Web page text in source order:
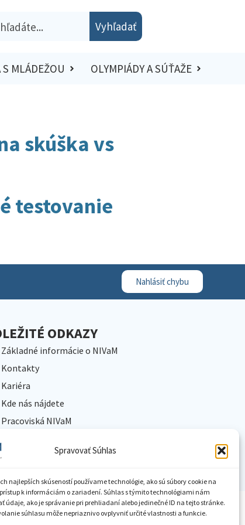
Spravovať Súhlas
najlepších skúseností používame technológie, ako sú súbory cookie na
k informáciám o zariadení. Súhlas s týmito technológiami nám
údaje, ako je správanie pri prehliadaní alebo jedinečné ID na tejto stránke.
súhlasu môže nepriaznivo ovplyvniť určité vlastnosti a funkcie.
Vyhľadať
S MLÁDEŽOU OLYMPIÁDY A SÚŤAŽE
skúška vs
testovanie
Nahlásiť chybu
ODKAZY
Základné informácie o NIVaM
Kontakty
Kariéra
Kde nás nájdete
Pracoviská NIVaM
Knižnica
informácií Nastavenia cookies GDPR